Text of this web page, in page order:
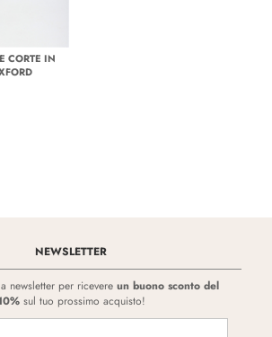
CORTE IN
NEWSLETTER
newsletter per ricevere un buono sconto del
sul tuo prossimo acquisto!